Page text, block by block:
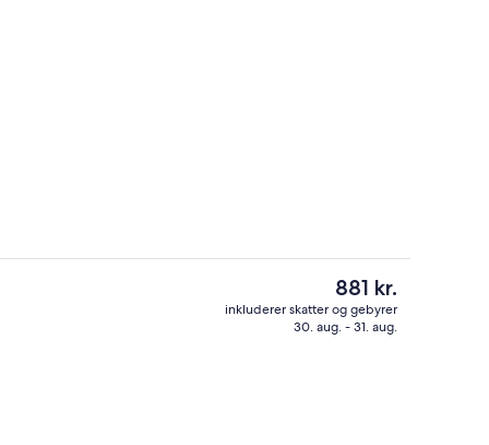
32-tommers fladskærms-tv med
Den
nuværende
pris
881 kr.
inkluderer skatter og gebyrer
30. aug. - 31. aug.